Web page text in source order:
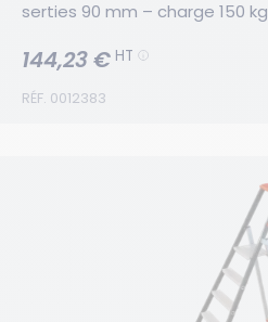
serties 90 mm – charge 150 kg
RÉF. 0012383
144,23 € HT